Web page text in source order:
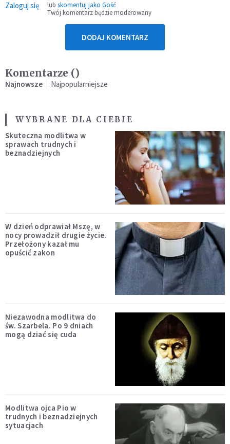
Zaloguj się lub skomentuj jako Gość
Twój komentarz będzie moderowany
DODAJ KOMENTARZ
Komentarze ()
Najnowsze Najpopularniejsze
WYBRANE DLA CIEBIE
Skuteczna modlitwa w
sprawach trudnych i
beznadziejnych
W dzień odprawiał Mszę, w
nocy prowadził drugie życie.
Przełożony kazał mu
opuścić zakon
Niezawodna modlitwa do
św. Szarbela. Po 9 dniach
mogą dziać się cuda
Modlitwa ojca Pio w
trudnych i beznadziejnych
sytuacjach